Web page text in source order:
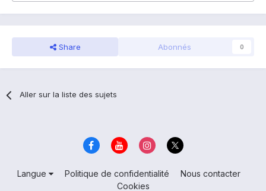
Share Abonnés 0
Aller sur la liste des sujets
Langue Politique de confidentialité
Nous contacter
Cookies